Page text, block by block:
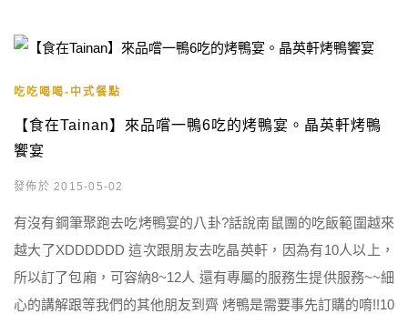
吃吃喝喝-中式餐點
【食在Tainan】來品嚐一鴨6吃的烤鴨宴。晶英軒烤鴨
饗宴
發佈於 2015-05-02
有沒有鋼筆聚跑去吃烤鴨宴的八卦?話說南鼠團的吃飯範圍越來
越大了XDDDDDD 這次跟朋友去吃晶英軒，因為有10人以上，
所以訂了包廂，可容納8~12人 還有專屬的服務生提供服務~~細
心的講解跟等我們的其他朋友到齊 烤鴨是需要事先訂購的唷!!10